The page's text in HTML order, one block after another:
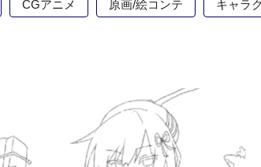
CGアニメ 原画/絵コンテ キャラ